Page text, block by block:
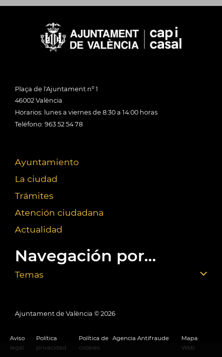
Plaça de l'Ajuntament nº 1
46002 València
Horarios: lunes a viernes de 8:30 a 14:00 horas
Teléfono: 963 52 54 78
Ayuntamiento
La ciudad
Trámites
Atención ciudadana
Actualidad
Navegación por...
Temas
Ajuntament de València © 2026
Aviso
legal
Política
privacidad
Política de
cookies
Agencia Antifraude
Mapa
Web